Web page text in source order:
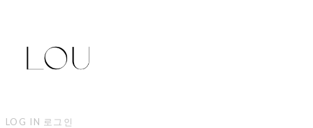
LOG IN 로그인